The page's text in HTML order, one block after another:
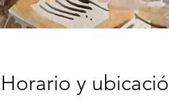
Horario y